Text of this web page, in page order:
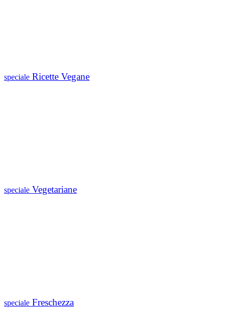
speciale Ricette Vegane
speciale Vegetariane
speciale Freschezza